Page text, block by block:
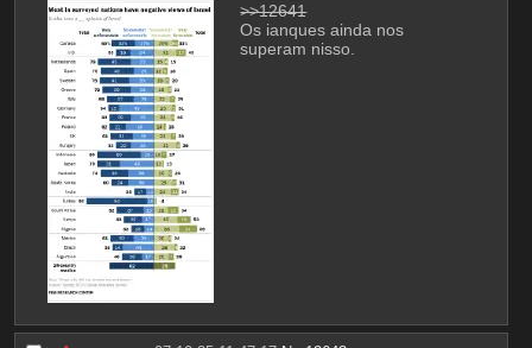
>>12641
Os ianques ainda nos
superam nisso.